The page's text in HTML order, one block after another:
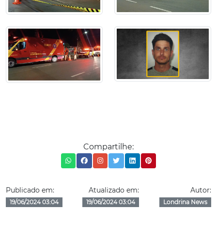
Compartilhe:
Publicado em:
19/06/2024 03:04
Atualizado em:
19/06/2024 03:04
Autor:
Londrina News